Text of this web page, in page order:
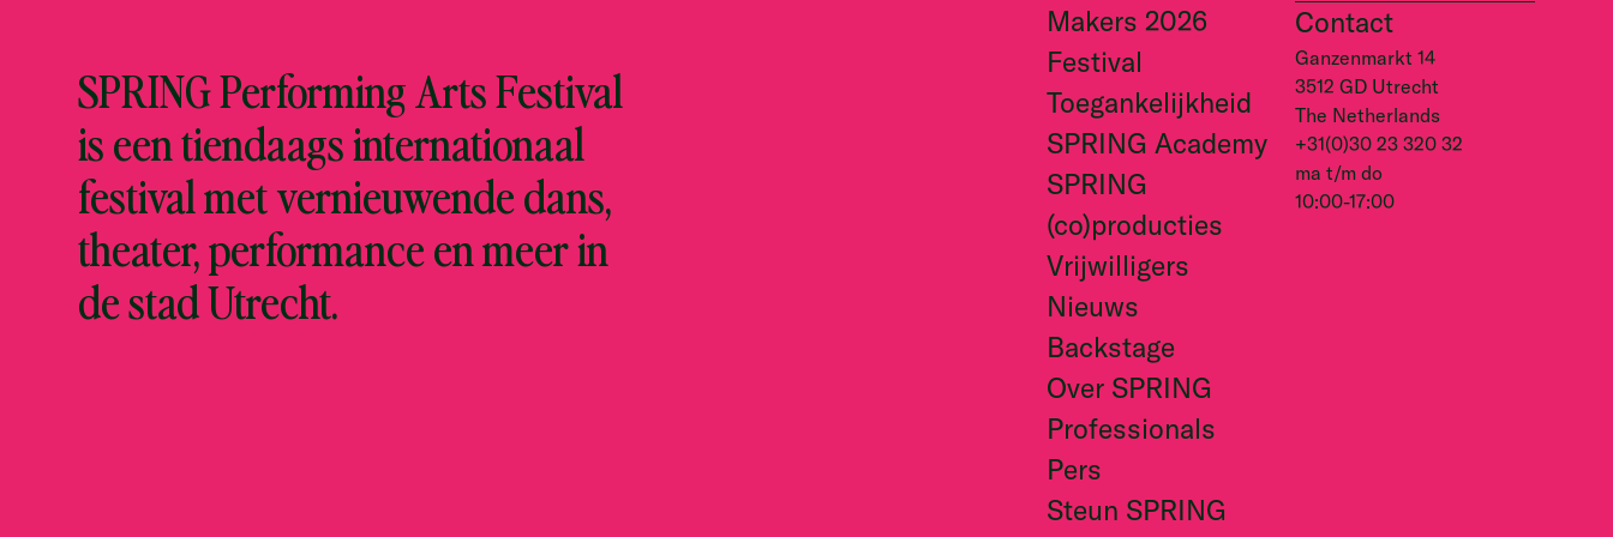
SPRING Performing Arts Festival
is een tiendaags internationaal
festival met vernieuwende dans,
theater, performance en meer in
de stad Utrecht.
Makers 2026
Festival
Toegankelijkheid
SPRING Academy
SPRING
(co)producties
Vrijwilligers
Nieuws
Backstage
Over SPRING
Professionals
Pers
Steun SPRING
Contact
Ganzenmarkt 14
3512 GD Utrecht
The Netherlands
+31(0)30 23 320 32
ma t/m do
10:00-17:00